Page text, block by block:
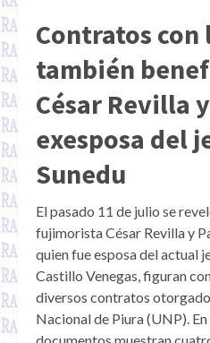
Contratos con
también
César Revilla
exesposa del
Sunedu
El pasado 11 de julio se
fujimorista César Revilla y
quien fue esposa del actual
Castillo Venegas, figuran
diversos contratos
Nacional de Piura (UNP).